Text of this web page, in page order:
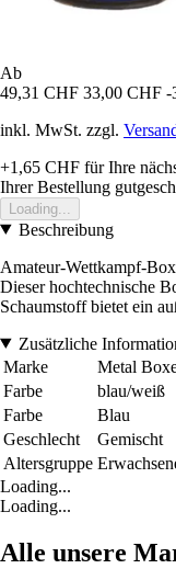
Ab
49,31 CHF 33,00 CHF -
inkl. MwSt. zzgl.
+1,65 CHF für Ihre
Ihrer Bestellung
Loading...
Beschreibung
Amateur-Wettkampf-
Dieser hochtechnische
Schaumstoff bietet ein
Zusätzliche
Marke
Metal
Farbe
blau/weiß
Farbe
Blau
Geschlecht
Gemischt
Altersgruppe
Loading...
Loading...
Alle unsere